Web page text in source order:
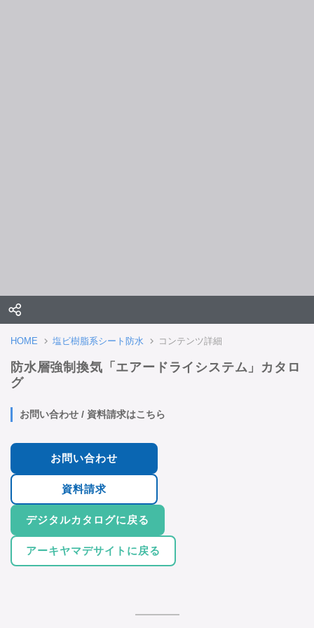
HOME 塩ビ樹脂系シート防水 コンテンツ詳細
防水層強制換気「エアードライシステム」カタロ
グ
お問い合わせ / 資料請求はこちら
お問い合わせ
資料請求
デジタルカタログに戻る
アーキヤマデサイトに戻る